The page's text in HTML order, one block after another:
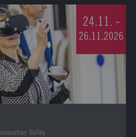
24.11. -
26.11.2026
Valley